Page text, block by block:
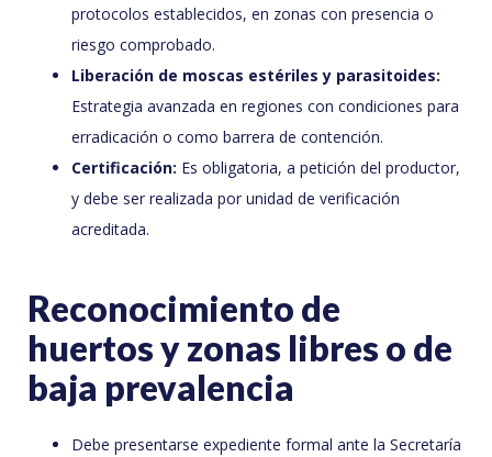
protocolos establecidos, en zonas con presencia o
riesgo comprobado.
Liberación de moscas estériles y parasitoides:
Estrategia avanzada en regiones con condiciones para
erradicación o como barrera de contención.
Certificación: Es obligatoria, a petición del productor,
y debe ser realizada por unidad de verificación
acreditada.
Reconocimiento de
huertos y zonas libres o de
baja prevalencia
Debe presentarse expediente formal ante la Secretaría